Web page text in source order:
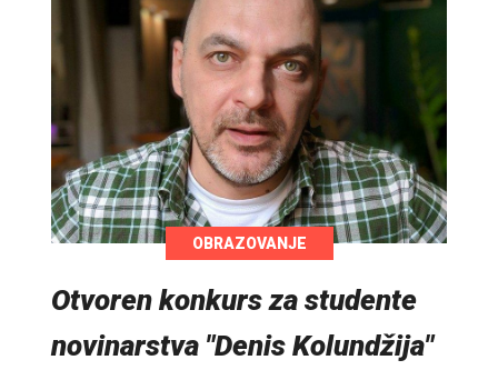
OBRAZOVANJE
Otvoren konkurs za studente
novinarstva "Denis Kolundžija"